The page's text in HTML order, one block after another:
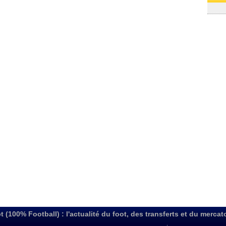
(100% Football) : l'actualité du foot, des transferts et du